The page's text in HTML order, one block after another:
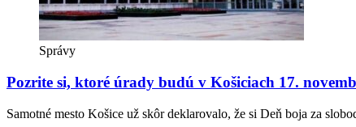
Správy
Pozrite si, ktoré úrady budú v Košiciach 17.
Samotné mesto Košice už skôr deklarovalo, že si Deň boja za